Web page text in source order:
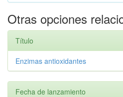
Otras opciones
Título
Enzimas antioxidantes
Fecha de lanzamiento